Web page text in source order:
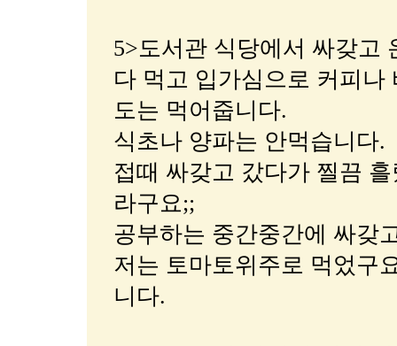
5>도서관 식당에서 싸갖고
다 먹고 입가심으로 커피
도는 먹어줍니다.
식초나 양파는 안먹습니다.
접때 싸갖고 갔다가 찔끔
라구요;;
공부하는 중간중간에 싸갖
저는 토마토위주로 먹었구
니다.